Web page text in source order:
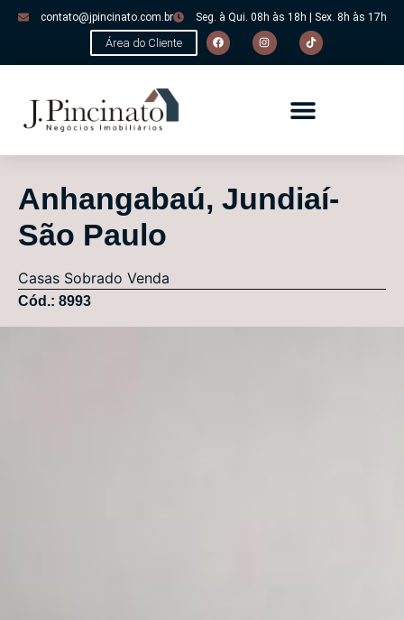
contato@jpincinato.com.br Seg. à Qui. 08h às 18h | Sex. 8h às 17h
Área do Cliente
Anhangabaú, Jundiaí-
São Paulo
Casas Sobrado Venda
Cód.: 8993